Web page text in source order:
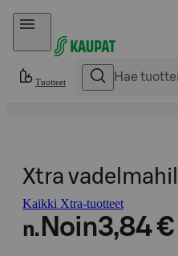
Hyppää sisältöön
Tuotteet
Xtra
Kaikki Xtra-tuotteet
n. Noin3,84 €